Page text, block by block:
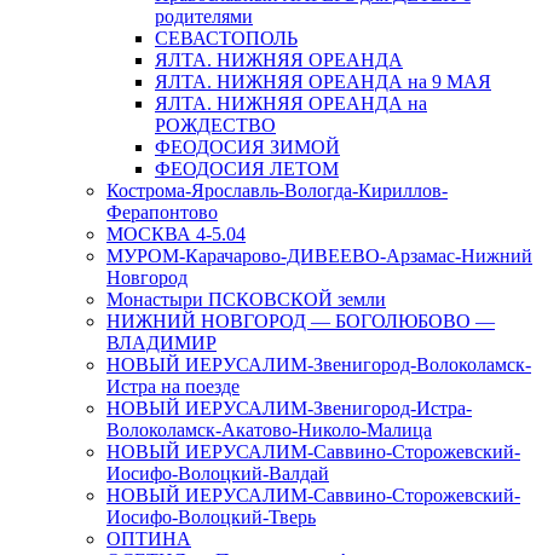
родителями
СЕВАСТОПОЛЬ
ЯЛТА. НИЖНЯЯ ОРЕАНДА
ЯЛТА. НИЖНЯЯ ОРЕАНДА на 9 МАЯ
ЯЛТА. НИЖНЯЯ ОРЕАНДА на
РОЖДЕСТВО
ФЕОДОСИЯ ЗИМОЙ
ФЕОДОСИЯ ЛЕТОМ
Кострома-Ярославль-Вологда-Кириллов-
Ферапонтово
МОСКВА 4-5.04
МУРОМ-Карачарово-ДИВЕЕВО-Арзамас-Нижний
Новгород
Монастыри ПСКОВСКОЙ земли
НИЖНИЙ НОВГОРОД — БОГОЛЮБОВО —
ВЛАДИМИР
НОВЫЙ ИЕРУСАЛИМ-Звенигород-Волоколамск-
Истра на поезде
НОВЫЙ ИЕРУСАЛИМ-Звенигород-Истра-
Волоколамск-Акатово-Николо-Малица
НОВЫЙ ИЕРУСАЛИМ-Саввино-Сторожевский-
Иосифо-Волоцкий-Валдай
НОВЫЙ ИЕРУСАЛИМ-Саввино-Сторожевский-
Иосифо-Волоцкий-Тверь
ОПТИНА